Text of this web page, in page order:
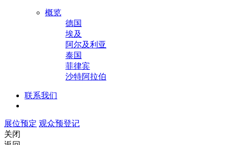
概览
德国
埃及
阿尔及利亚
泰国
菲律宾
沙特阿拉伯
联系我们
展位预定 观众预登记
关闭